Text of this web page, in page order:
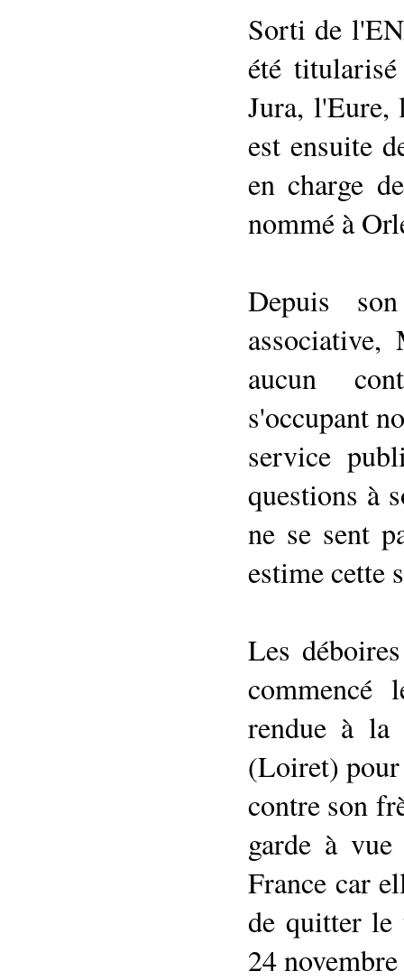
Sorti de
été
Jura, l'Eure,
est ensuite
en charge
nommé à
Depuis
associative,
aucun
s'occupant
service
questions à
ne se sent
estime cette
Les
rendue à la
(Loiret)
contre son
garde à
France car
de quitter le
24